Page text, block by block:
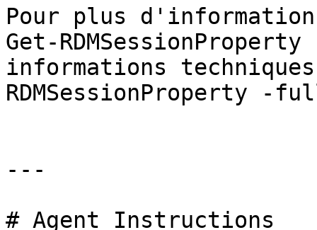
Pour plus
Get-
informations
RDMSessionProperty -
---
# Agent Instructions